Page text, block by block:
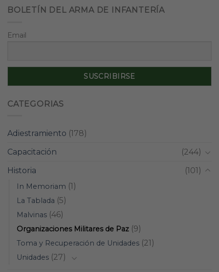
BOLETÍN DEL ARMA DE INFANTERÍA
Email
CATEGORIAS
Adiestramiento (178)
Capacitación
(244)
Historia
(101)
In Memoriam (1)
La Tablada (5)
Malvinas (46)
Organizaciones Militares de Paz (9)
Toma y Recuperación de Unidades (21)
Unidades (27)